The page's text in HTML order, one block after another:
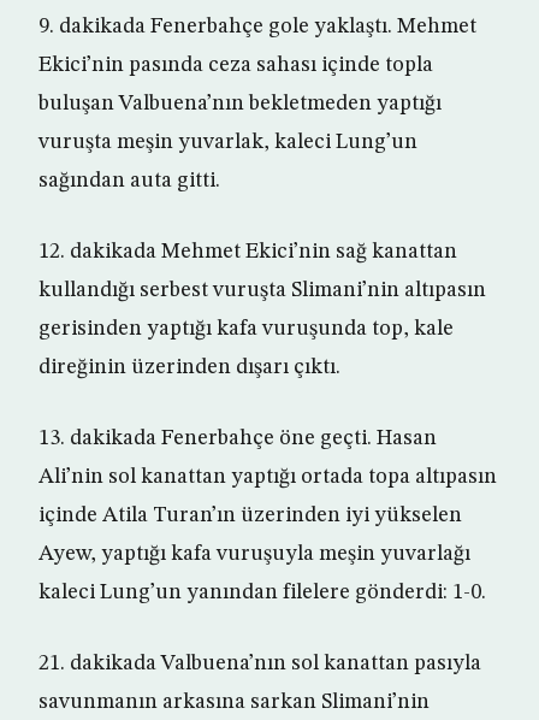
9. dakikada Fenerbahçe gole yaklaştı. Mehmet
Ekici’nin pasında ceza sahası içinde topla
buluşan Valbuena’nın bekletmeden yaptığı
vuruşta meşin yuvarlak, kaleci Lung’un
sağından auta gitti.
12. dakikada Mehmet Ekici’nin sağ kanattan
kullandığı serbest vuruşta Slimani’nin altıpasın
gerisinden yaptığı kafa vuruşunda top, kale
direğinin üzerinden dışarı çıktı.
13. dakikada Fenerbahçe öne geçti. Hasan
Ali’nin sol kanattan yaptığı ortada topa altıpasın
içinde Atila Turan’ın üzerinden iyi yükselen
Ayew, yaptığı kafa vuruşuyla meşin yuvarlağı
kaleci Lung’un yanından filelere gönderdi: 1-0.
21. dakikada Valbuena’nın sol kanattan pasıyla
savunmanın arkasına sarkan Slimani’nin